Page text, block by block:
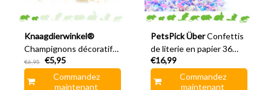
Knaagdierwinkel®
Champignons décoratifs
en bois pour hamsters,
8,5 cm
€6,95
€5,95
Commandez
maintenant
PetsPick Über Confettis
de literie en papier 36
litres
€16,99
Commandez
maintenant